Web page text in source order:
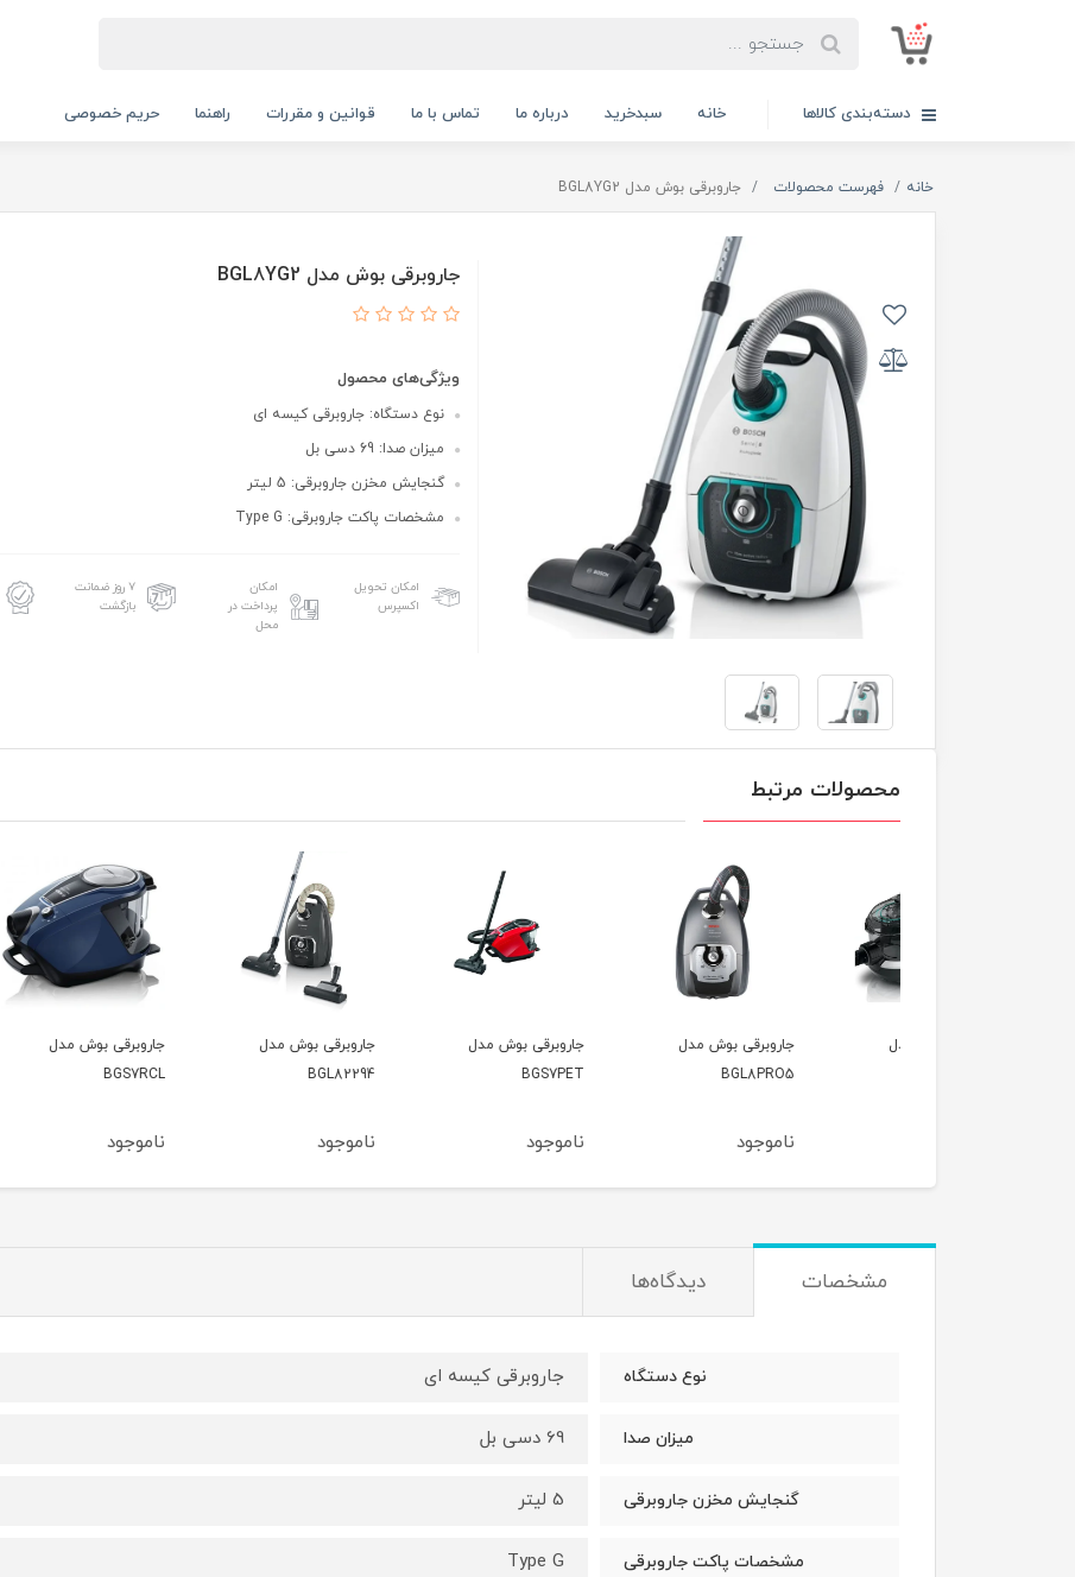
دسته‌بندی کالاها خانه سبدخرید درباره ما تماس با ما قوانین و مقررات راهنما حریم خصوصی
خانه فهرست محصولات جاروبرقی بوش مدل BGL8YG2
جاروبرقی بوش مدل BGL8YG2
ویژگی‌های محصول
نوع دستگاه: جاروبرقی کیسه ای
میزان صدا: 69 دسی بل
گنجایش مخزن جاروبرقی: 5 لیتر
مشخصات پاکت جاروبرقی: Type G
امکان تحویل
اکسپرس
امکان
پرداخت در
محل
۷ روز ضمانت
بازگشت
محصولات مرتبط
جاروبرقی بوش مدل
جاروبرقی بوش مدل
جاروبرقی بوش مدل
جاروبرقی بوش مدل
مشخصات دیدگاه‌ها
نوع دستگاه جاروبرقی کیسه ای
میزان صدا 69 دسی بل
گنجایش مخزن جاروبرقی 5 لیتر
مشخصات پاکت جاروبرقی Type G